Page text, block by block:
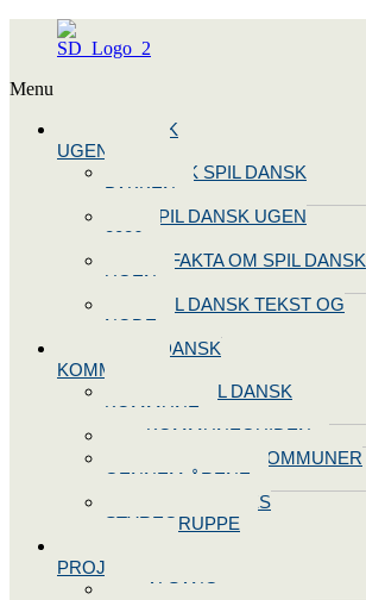
Menu
SPIL DANSK
UGEN 2026
BOOK SPIL DANSK
PAKKEN
SPIL DANSK UGEN
2026
10 FAKTA OM SPIL DANSK
UGEN
SPIL DANSK TEKST OG
NODE
BLIV SPIL DANSK
KOMMUNE
BLIV SPIL DANSK
KOMMUNE
KOMMUNEGUIDEN
SPIL DANSK KOMMUNER
GENNEM ÅRENE
OPRET JERES
STYREGRUPPE
PROJEKTER
ALSANG